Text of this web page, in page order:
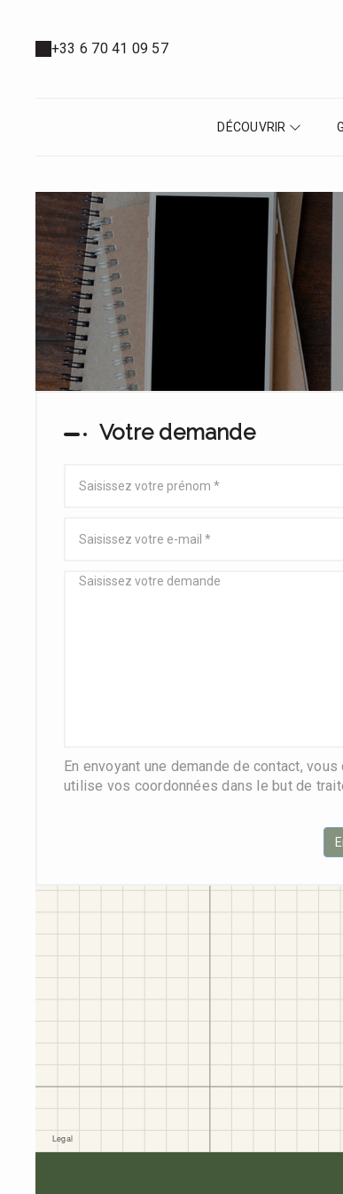
+33 6 70 41 09 57
DÉCOUVRIR
Votre demande
En envoyant une demande de contact,
utilise vos coordonnées dans le but de